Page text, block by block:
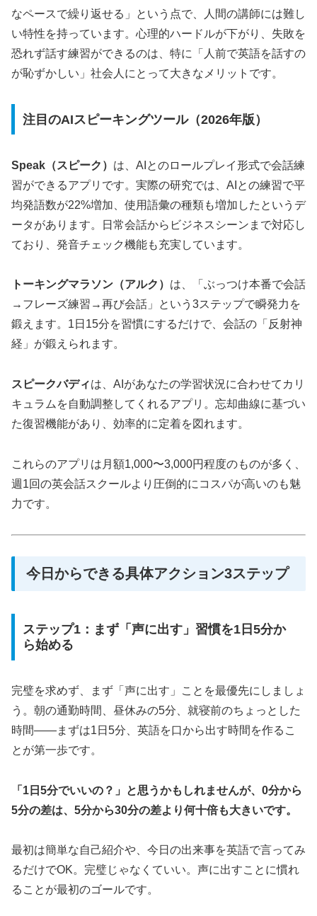
なペースで繰り返せる」という点で、人間の講師には難し
い特性を持っています。心理的ハードルが下がり、失敗を
恐れず話す練習ができるのは、特に「人前で英語を話すの
が恥ずかしい」社会人にとって大きなメリットです。
注目のAIスピーキングツール（2026年版）
Speak（スピーク） は、AIとのロールプレイ形式で会話練
習ができるアプリです。実際の研究では、AIとの練習で平
均発語数が22%増加、使用語彙の種類も増加したというデ
ータがあります。日常会話からビジネスシーンまで対応し
ており、発音チェック機能も充実しています。
トーキングマラソン（アルク） は、「ぶっつけ本番で会話
→フレーズ練習→再び会話」という3ステップで瞬発力を
鍛えます。1日15分を習慣にするだけで、会話の「反射神
経」が鍛えられます。
スピークバディは、AIがあなたの学習状況に合わせてカリ
キュラムを自動調整してくれるアプリ。忘却曲線に基づい
た復習機能があり、効率的に定着を図れます。
これらのアプリは月額1,000〜3,000円程度のものが多く、
週1回の英会話スクールより圧倒的にコスパが高いのも魅
力です。
今日からできる具体アクション3ステップ
ステップ1：まず「声に出す」習慣を1日5分か
ら始める
完璧を求めず、まず「声に出す」ことを最優先にしましょ
う。朝の通勤時間、昼休みの5分、就寝前のちょっとした
時間——まずは1日5分、英語を口から出す時間を作るこ
とが第一歩です。
「1日5分でいいの？」と思うかもしれませんが、0分から
5分の差は、5分から30分の差より何十倍も大きいです。
最初は簡単な自己紹介や、今日の出来事を英語で言ってみ
るだけでOK。完璧じゃなくていい。声に出すことに慣れ
ることが最初のゴールです。